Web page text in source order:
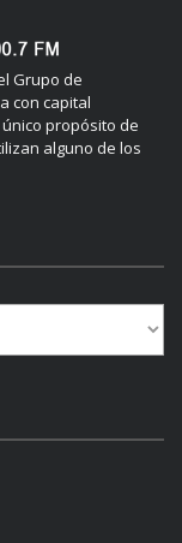
Grupo de
con capital
propósito de
alguno de los